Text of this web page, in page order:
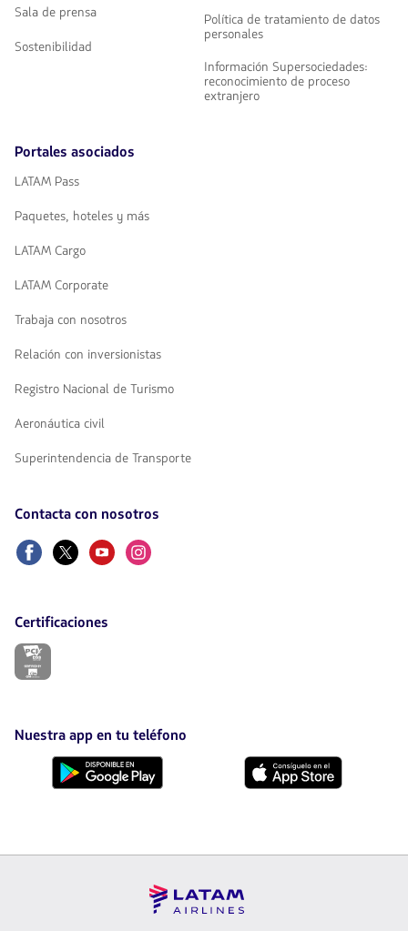
Sala de prensa
Sostenibilidad
Política de tratamiento de datos
personales
Información Supersociedades:
reconocimiento de proceso
extranjero
Portales asociados
LATAM Pass
Paquetes, hoteles y más
LATAM Cargo
LATAM Corporate
Trabaja con nosotros
Relación con inversionistas
Registro Nacional de Turismo
Aeronáutica civil
Superintendencia de Transporte
Contacta con nosotros
FacebookTwitterYoutubeInstagram
Certificaciones
El
nueva
pestaña.
Nuestra app en tu teléfono
Descárgala
Descárgala